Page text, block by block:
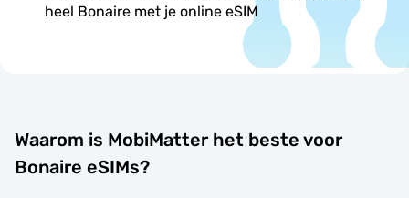
heel Bonaire met je online eSIM
Waarom is MobiMatter het beste voor
Bonaire eSIMs?